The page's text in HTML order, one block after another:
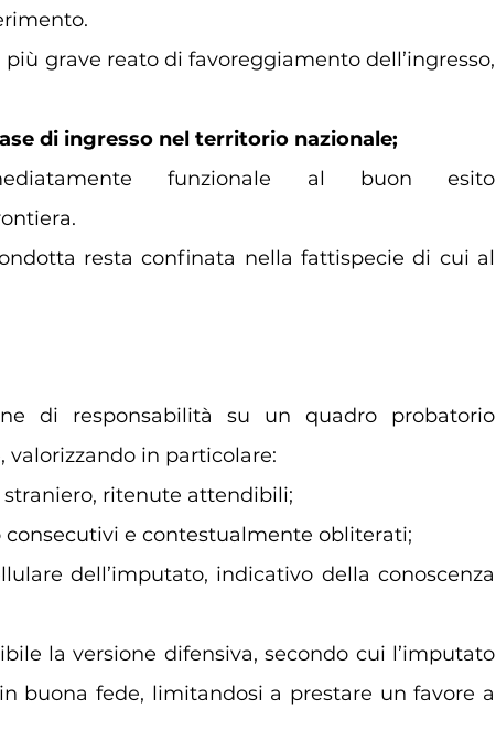
grave reato di favoreggiamento dell’ingresso,
di ingresso nel territorio nazionale;
funzionale al buon esito
resta confinata nella fattispecie di cui al
di responsabilità su un quadro probatorio
in particolare:
ritenute attendibili;
e contestualmente obliterati;
dell’imputato, indicativo della conoscenza
la versione difensiva, secondo cui l’imputato
buona fede, limitandosi a prestare un favore a